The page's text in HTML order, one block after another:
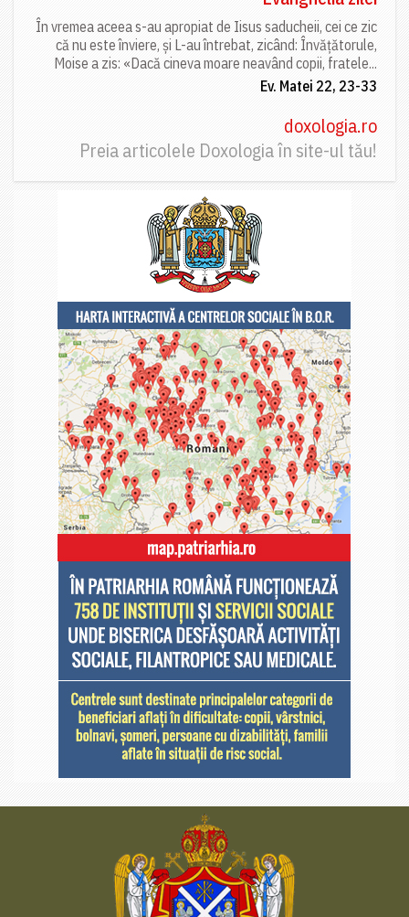
În vremea aceea s-au apropiat de Iisus saducheii, cei ce zic
că nu este înviere, și L-au întrebat, zicând: Învățătorule,
Moise a zis: «Dacă cineva moare neavând copii, fratele...
Ev. Matei 22, 23-33
doxologia.ro
Preia articolele Doxologia în site-ul tău!